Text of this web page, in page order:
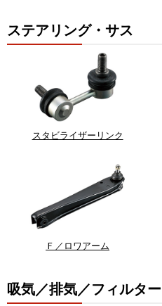
ステアリング・サス
スタビライザーリンク
Ｆ／ロワアーム
吸気／排気／フィルター